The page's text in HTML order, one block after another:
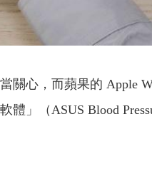
關心，而蘋果的 Apple
」（ASUS Blood